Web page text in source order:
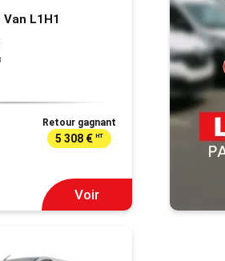
L1H1
Retour gagnant
5 308 € HT
Voir